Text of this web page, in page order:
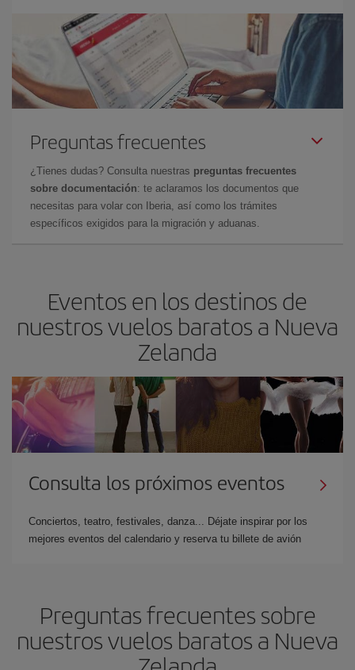
Preguntas frecuentes
¿Tienes dudas? Consulta nuestras preguntas frecuentes
sobre documentación: te aclaramos los documentos que
necesitas para volar con Iberia, así como los trámites
específicos exigidos para la migración y aduanas.
Eventos en los destinos de
nuestros vuelos baratos a Nueva
Zelanda
Consulta los próximos eventos
Conciertos, teatro, festivales, danza... Déjate inspirar por los
mejores eventos del calendario y reserva tu billete de avión
Preguntas frecuentes sobre
nuestros vuelos baratos a Nueva